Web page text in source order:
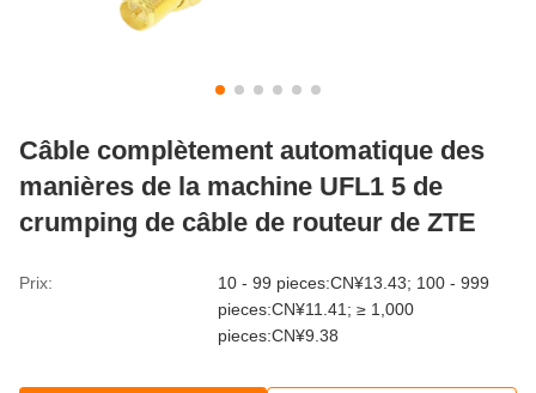
Câble complètement automatique des
manières de la machine UFL1 5 de
crumping de câble de routeur de ZTE
Prix:
10 - 99 pieces:CN¥13.43; 100 - 999
pieces:CN¥11.41; ≥ 1,000
pieces:CN¥9.38